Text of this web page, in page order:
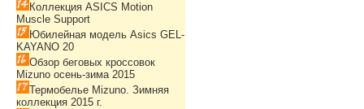
Коллекция ASICS Motion
Muscle Support
Юбилейная модель Asics GEL-
KAYANO 20
Обзор беговых кроссовок
Mizuno осень-зима 2015
Термобелье Mizuno. Зимняя
коллекция 2015 г.